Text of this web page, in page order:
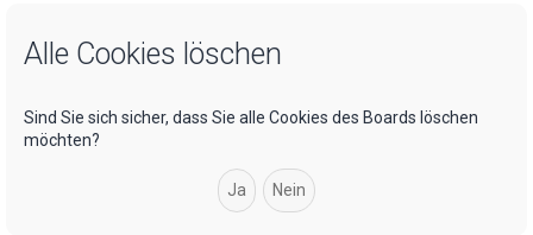
Alle Cookies löschen
Sind Sie sich sicher, dass Sie alle Cookies des Boards löschen
möchten?